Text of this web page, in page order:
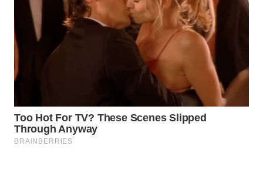
LABUANBAJO
Media
Group